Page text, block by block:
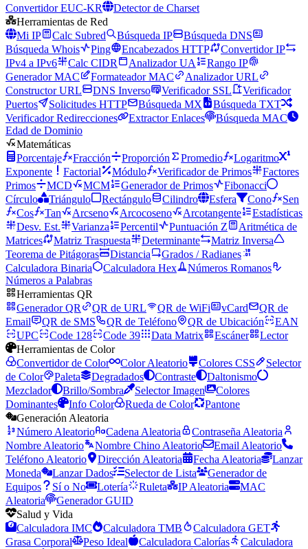
Convertidor EUC-KR
Detector de Charset
Herramientas de Red
Mi IP
Calc Subred Búsqueda IP
Búsqueda DNS
Búsqueda Whois
Ping Encabezados HTTP
Convertidor IP
IPv4 a IPv6
Calc CIDR Analizador UA
Rango IP
Generador MAC
Formateador MAC
Analizador URL
Constructor URL
DNS Inverso Verificador SSL
Verificador
Puertos
Solicitudes HTTP Búsqueda MX
Búsqueda TXT
Verificador Redirecciones
Extractor Enlaces
Búsqueda MAC
Edad de Dominio
Matemáticas
Porcentaje
Fracción Proporción Promedio
Logaritmo
Exponente
Factorial Módulo Verificador de Primos
Factores
Primos
MCD MCM Generador de Primos
Fibonacci
Círculo
Triángulo Rectángulo Cilindro Esfera Cono
Sen
Cos
Tan Arcseno Arcocoseno Arcotangente
Estadísticas
Desv. Est.
Varianza Percentil Puntuación Z
Aritmética de
Matrices
Matriz Traspuesta Determinante
Matriz Inversa
Teorema de Pitágoras
Distancia
Grados / Radianes
Calculadora Binaria
Calculadora Hex
Números Romanos
Números a Palabras
Herramientas QR
Generador QR
QR de URL QR de WiFi vCard
QR de
Email
QR de SMS QR de Teléfono QR de Ubicación
EAN
UPC
Code 128 Code 39 Data Matrix Escáner
Lector
Herramientas de Color
Convertidor de Color
Color Aleatorio Colores CSS
Selector
de Color
Paleta Degradados Contraste
Daltonismo
Mezclador
Brillo/Sombra Selector Imagen
Colores
Dominantes
Info Color Rueda de Color
Pantone
Generación Aleatoria
Número Aleatorio
Cadena Aleatoria
Contraseña Aleatoria
Nombre Aleatorio
Nombre Chino Aleatorio
Email Aleatorio
Teléfono Aleatorio
Dirección Aleatoria Fecha Aleatoria
Lanzar
Moneda
Lanzar Dados Selector de Lista
Generador de
Equipos
Sí o No Lotería Ruleta IP Aleatoria
MAC
Aleatoria
Generador GUID
Salud y Vida
Calculadora IMC
Calculadora TMB
Calculadora GET
Grasa Corporal
Peso Ideal Calculadora Calorías
Calculadora